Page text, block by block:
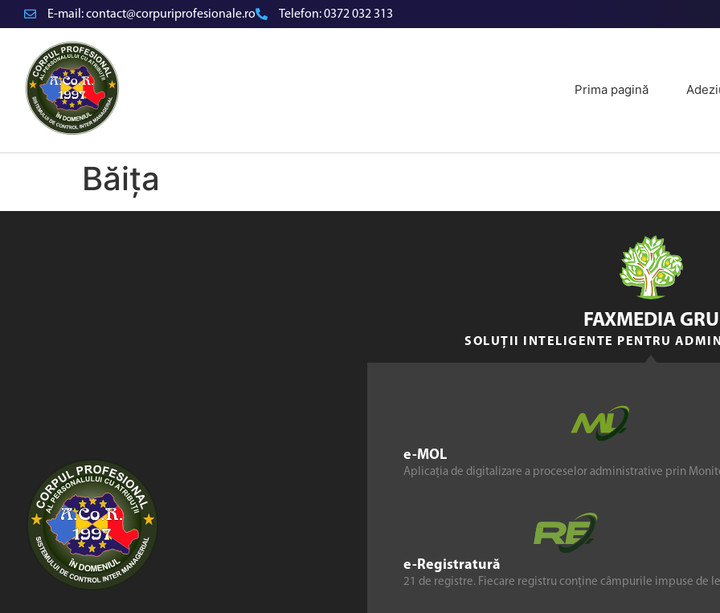
E-mail:contact@corpuriprofesionale.ro Telefon:0372 032 313
Prima pagină
Băița
e-MOL
Aplicația de digitalizare a proceselor administrative prin
e-Registratură
21 de registre. Fiecare registru conține câmpurile impuse de
FAXMEDIA
SOLUȚII INTELIGENTE PENTRU